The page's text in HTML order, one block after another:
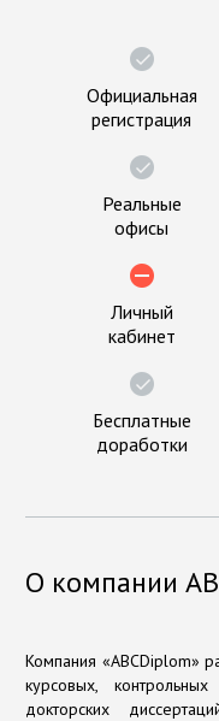
Официальная
регистрация
Реальные
офисы
Личный
кабинет
Бесплатные
доработки
О компании
Компания «ABCDiplom»
курсовых,
докторских